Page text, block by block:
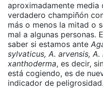
aproximadamente media
verdadero champiñón
más o menos la mitad o
mal a algunas personas.
saber si estamos ante
sylvaticus, A. arvensis,
xanthoderma, es decir,
está cogiendo, es de
indicador de peligrosidad.